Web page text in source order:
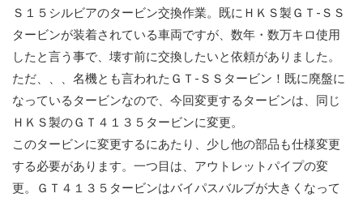
Ｓ１５シルビアのタービン交換作業。既にＨＫＳ製ＧＴ-ＳＳ
タービンが装着されている車両ですが、数年・数万キロ使用
したと言う事で、壊す前に交換したいと依頼がありました。
ただ、、、名機とも言われたＧＴ-ＳＳタービン！既に廃盤に
なっているタービンなので、今回変更するタービンは、同じ
ＨＫＳ製のＧＴ４１３５タービンに変更。
このタービンに変更するにあたり、少し他の部品も仕様変更
する必要があります。一つ目は、アウトレットパイプの変
更。ＧＴ４１３５タービンはバイパスバルブが大きくなって